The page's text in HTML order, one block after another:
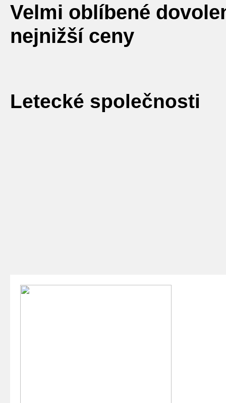
Velmi oblíbené
nejnižší ceny
Letecké společnosti